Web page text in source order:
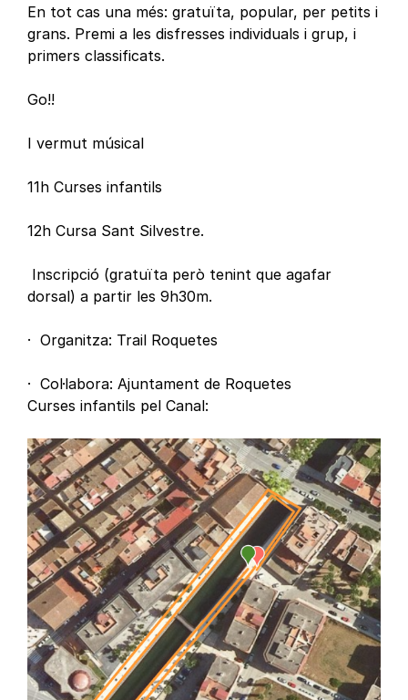
En tot cas una més: gratuïta, popular, per petits i
grans. Premi a les disfresses individuals i grup, i
primers classificats.
Go!!
I vermut músical
11h Curses infantils
12h Cursa Sant Silvestre.
Inscripció (gratuïta però tenint que agafar
dorsal) a partir les 9h30m.
· Organitza: Trail Roquetes
· Col·labora: Ajuntament de Roquetes
Curses infantils pel Canal: